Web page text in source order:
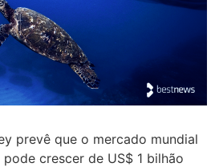
prevê que o mercado mundial
crescer de US$ 1 bilhão